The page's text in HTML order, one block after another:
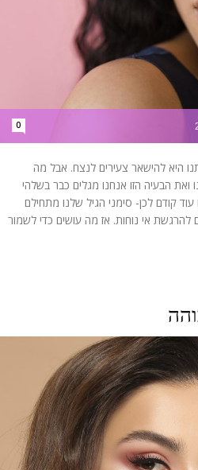
0
היא להישאר צעירים לנצח. אבל מה
הבעיה הזו אנחנו מגלים כבר בשלהי
קודם לכן- סימני הגיל שלנו מתחילם
להרגשת אי נוחות. אז מה עושים כדי לשמור